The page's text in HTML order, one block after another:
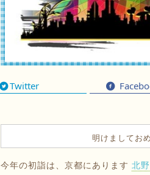
Twitter
明けましてお
今年の初詣は、京都にあります 北